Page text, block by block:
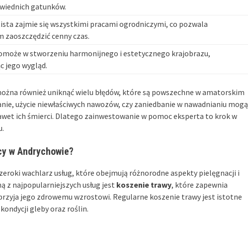
gatunków.
zajmie się wszystkimi pracami ogrodniczymi, co pozwala
zaoszczędzić cenny czas.
w stworzeniu harmonijnego i estetycznego krajobrazu,
jego wygląd.
również uniknąć wielu błędów, które są powszechne w amatorskim
użycie niewłaściwych nawozów, czy zaniedbanie w nawadnianiu mogą
ich śmierci. Dlatego zainwestowanie w pomoc eksperta to krok w
w Andrychowie?
wachlarz usług, które obejmują różnorodne aspekty pielęgnacji i
z najpopularniejszych usług jest koszenie trawy, które zapewnia
jego zdrowemu wzrostowi. Regularne koszenie trawy jest istotne
gleby oraz roślin.